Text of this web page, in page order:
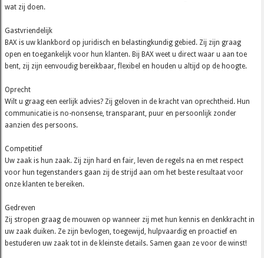
wat zij doen.
Gastvriendelijk
BAX is uw klankbord op juridisch en belastingkundig gebied. Zij zijn graag
open en toegankelijk voor hun klanten. Bij BAX weet u direct waar u aan toe
bent, zij zijn eenvoudig bereikbaar, flexibel en houden u altijd op de hoogte.
Oprecht
Wilt u graag een eerlijk advies? Zij geloven in de kracht van oprechtheid. Hun
communicatie is no-nonsense, transparant, puur en persoonlijk zonder
aanzien des persoons.
Competitief
Uw zaak is hun zaak. Zij zijn hard en fair, leven de regels na en met respect
voor hun tegenstanders gaan zij de strijd aan om het beste resultaat voor
onze klanten te bereiken.
Gedreven
Zij stropen graag de mouwen op wanneer zij met hun kennis en denkkracht in
uw zaak duiken. Ze zijn bevlogen, toegewijd, hulpvaardig en proactief en
bestuderen uw zaak tot in de kleinste details. Samen gaan ze voor de winst!